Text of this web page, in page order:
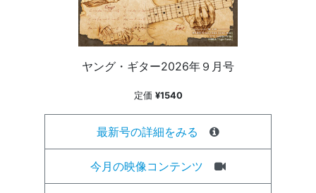
ヤング・ギター2026年９月号
定価 ¥1540
最新号の詳細をみる
今月の映像コンテンツ